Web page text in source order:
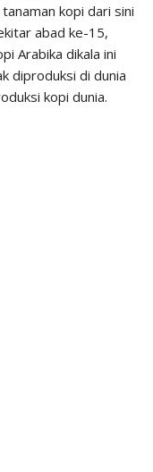
kopi dari sini
abad ke-15,
Arabika dikala ini
diproduksi di dunia
kopi dunia.